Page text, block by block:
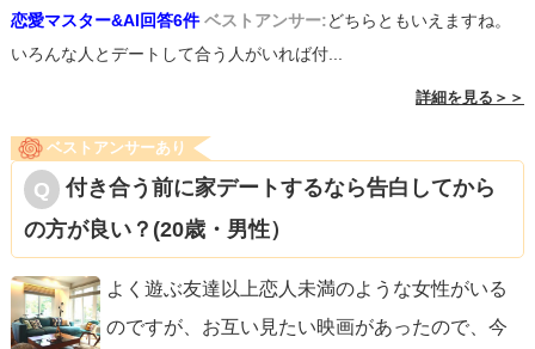
恋愛マスター&AI回答6件 ベストアンサー:どちらともいえますね。
いろんな人とデートして合う人がいれば付...
詳細を見る＞＞
ベストアンサーあり
付き合う前に家デートするなら告白してから
の方が良い？(20歳・男性）
よく遊ぶ友達以上恋人未満のような女性がいる
のですが、お互い見たい映画があったので、今